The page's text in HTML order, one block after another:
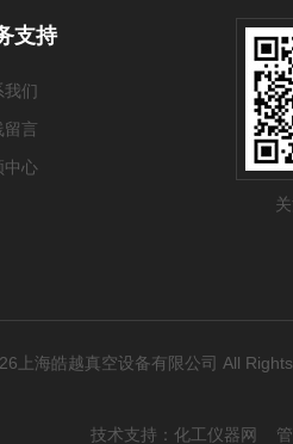
支持
我们
留言
中心
上海皓越真空设备有限公司 All
技术支持： 化工仪器网